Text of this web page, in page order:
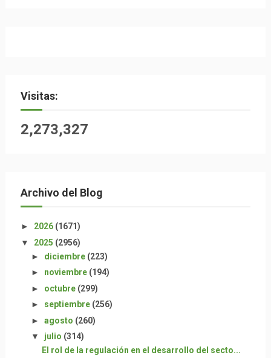
Visitas:
2,273,327
Archivo del Blog
► 2026 (1671)
▼ 2025 (2956)
► diciembre (223)
► noviembre (194)
► octubre (299)
► septiembre (256)
► agosto (260)
▼ julio (314)
El rol de la regulación en el desarrollo del secto...